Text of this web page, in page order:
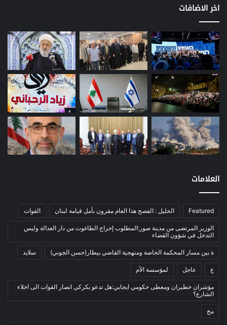
إعمار
(3)
بيئة
(16)
دراسة
(24)
طاقة
(12)
مصارف
(168)
معادن
(1)
موازنة
(4)
نفط
(91)
اتصالات
(26)
بيئة
ثقافة
(1٬228)
أدب وشعر
بروفايل
اخر الاضافات
العلامات
Featured الخليل : الفصح هذا العام مقرون بأمل قيامة لبنان القوات
الوزير المرتضى من مدينة صور:المطلوب إخراج الطاغوت من دار العدالة وليس
التدخل في شؤون القضاء
ة بين مسار المحكمة الخاصة ومنهجية القاضي بيطار(حسن الجوني) سلايد
ع عاجل لمؤسسة الأم
مؤشران خطيران ومعطى حكومي ايجابي:هل تدعو بكركي انصار القوات الى اخلاء
الشارع؟
مخ